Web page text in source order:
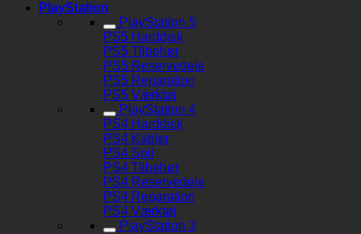
PlayStation
PlayStation 5
PS5 Harddisk
PS5 Tilbehør
PS5 Reservedele
PS5 Reparation
PS5 Værktøj
PlayStation 4
PS4 Harddisk
PS4 Kabler
PS4 Spil
PS4 Tilbehør
PS4 Reservedele
PS4 Reparation
PS4 Værktøj
PlayStation 3